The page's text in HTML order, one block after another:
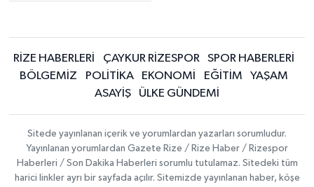
RİZE HABERLERİ ÇAYKUR RİZESPOR
SPOR HABERLERİ
BÖLGEMİZ
POLİTİKA EKONOMİ EĞİTİM
YAŞAM
ASAYİŞ
ÜLKE GÜNDEMİ
Sitede yayınlanan içerik ve yorumlardan yazarları sorumludur.
Yayınlanan yorumlardan Gazete Rize / Rize Haber / Rizespor
Haberleri / Son Dakika Haberleri sorumlu tutulamaz. Sitedeki tüm
harici linkler ayrı bir sayfada açılır. Sitemizde yayınlanan haber, köşe